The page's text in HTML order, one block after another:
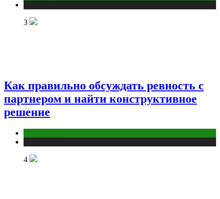
3
Как правильно обсуждать ревность с
партнером и найти конструктивное
решение
4